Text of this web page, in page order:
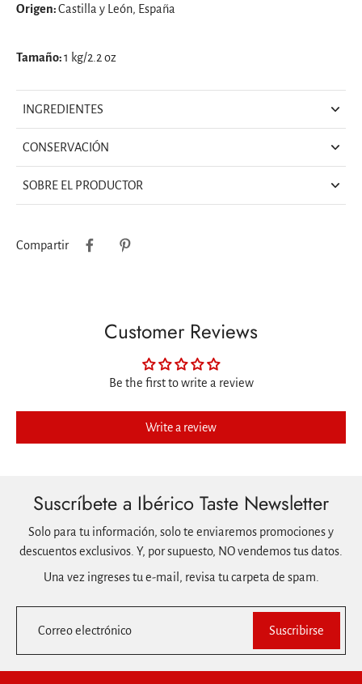
Origen:Castilla y León, España
Tamaño:1 kg/2.2 oz
INGREDIENTES
CONSERVACIÓN
SOBRE EL PRODUCTOR
Compartir
Customer Reviews
Be the first to write a review
Write a review
Suscríbete a Ibérico Taste Newsletter
Solo para tu información, solo te enviaremos promociones y
descuentos exclusivos. Y, por supuesto, NO vendemos tus datos.
Una vez ingreses tu e-mail, revisa tu carpeta de spam.
Correo electrónico Suscribirse